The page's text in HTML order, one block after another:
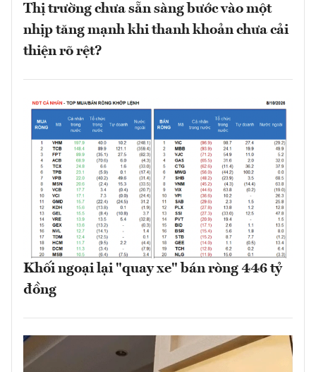
Thị trường chưa sẵn sàng bước vào một
nhịp tăng mạnh khi thanh khoản chưa cải
thiện rõ rệt?
Khối ngoại lại "quay xe" bán ròng 446 tỷ
đồng